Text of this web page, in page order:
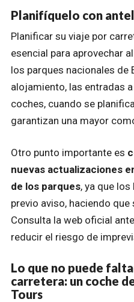
Planifíquelo con
Planificar su viaje por
esencial para aprovechar
los parques nacionales de
alojamiento, las entradas
coches, cuando se
garantizan una mayor
Otro punto importante es
nuevas actualizaciones
de los parques, ya que
previo aviso, haciendo
Consulta la web oficial
reducir el riesgo de
Lo que no puede
carretera: un coche
Tours